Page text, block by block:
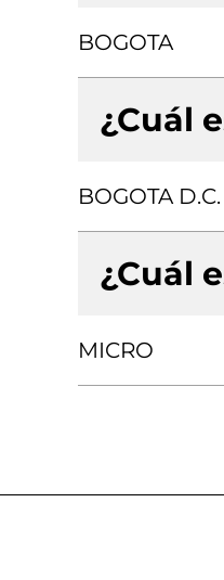
BOGOTA
¿Cuál
BOGOTA D.C.
¿Cuál
MICRO